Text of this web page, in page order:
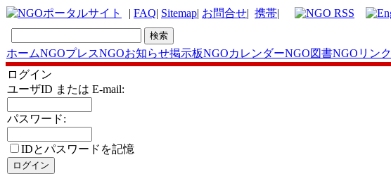
| FAQ| Sitemap| お問合せ| 携帯|
ホームNGOプレスNGOお知らせ掲示板NGOカレンダーNGO図書NGOリンク
ログイン
ユーザID または E-mail:
パスワード:
IDとパスワードを記憶